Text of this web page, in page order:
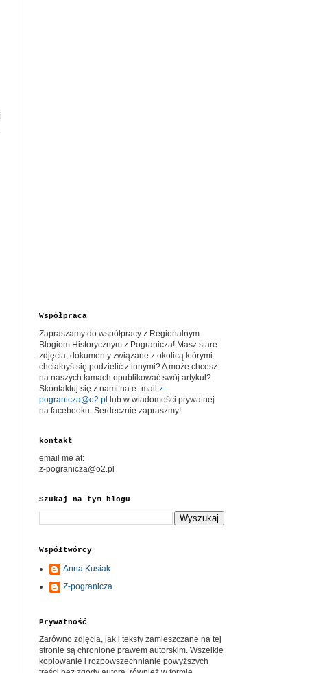
Współpraca
Zapraszamy do współpracy z Regionalnym
Blogiem Historycznym z Pogranicza! Masz stare
zdjęcia, dokumenty związane z okolicą którymi
chciałbyś się podzielić z innymi? A może chcesz
na naszych łamach opublikować swój artykuł?
Skontaktuj się z nami na e–mail z–
pogranicza@o2.pl
lub w wiadomości prywatnej
na facebooku. Serdecznie zapraszmy!
kontakt
email me at:
z-pogranicza@o2.pl
Szukaj na tym blogu
Współtwórcy
Anna Kusiak
Z-pogranicza
Prywatność
Zarówno zdjęcia, jak i teksty zamieszczane na tej
stronie są chronione prawem autorskim. Wszelkie
kopiowanie i rozpowszechnianie powyższych